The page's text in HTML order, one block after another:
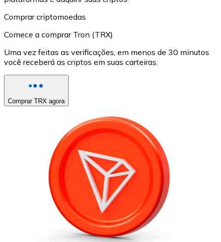
Comprar criptomoedas
Comece a comprar Tron (TRX)
Uma vez feitas as verificações, em menos de 30 minutos
você receberá as criptos em suas carteiras.
Comprar TRX agora